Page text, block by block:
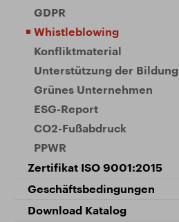
GDPR
Whistleblowing
Konfliktmaterial
Unterstützung der Bildung
Grünes Unternehmen
ESG-Report
CO2-Fußabdruck
PPWR
Zertifikat ISO 9001:2015
Geschäftsbedingungen
Download Katalog